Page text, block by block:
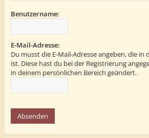
Benutzername:
E-Mail-Adresse:
Du musst die E-Mail-Adresse angeben, die
ist. Diese hast du bei der Registrierung
in deinem persönlichen Bereich geändert.